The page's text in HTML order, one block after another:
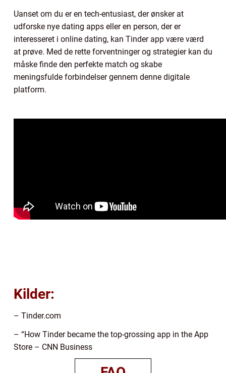
Uanset om du er en tech-entusiast, der ønsker at
udforske nye dating apps eller en person, der er
interesseret i online dating, kan Tinder app være værd
at prøve. Med de rette forventninger og strategier kan du
måske finde den perfekte match og skabe
meningsfulde forbindelser gennem denne digitale
platform.
Kilder:
– Tinder.com
– “How Tinder became the top-grossing app in the App
Store – CNN Business